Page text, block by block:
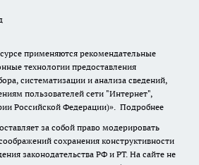
применяются рекомендательные
технологии предоставления
систематизации и анализа сведений,
пользователей сети "Интернет",
Российской Федерации)». Подробнее
за собой право модерировать
сохранения конструктивности
законодательства РФ и РТ. На сайте не